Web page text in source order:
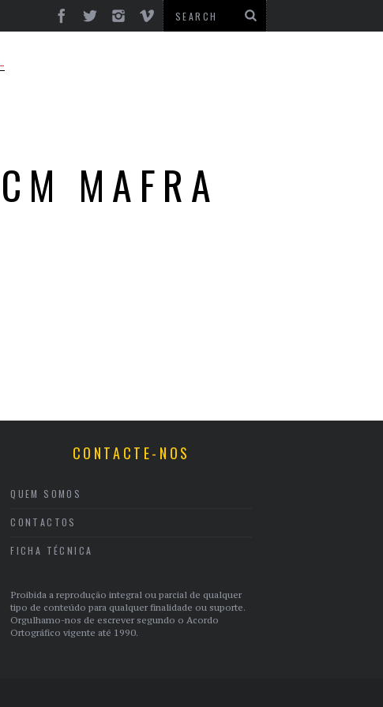
MAFRA
CONTACTE-NOS
QUEM SOMOS
CONTACTOS
FICHA TÉCNICA
Proibida a reprodução integral ou parcial de qualquer
tipo de conteúdo para qualquer finalidade ou suporte.
Orgulhamo-nos de escrever segundo o Acordo
Ortográfico vigente até 1990.